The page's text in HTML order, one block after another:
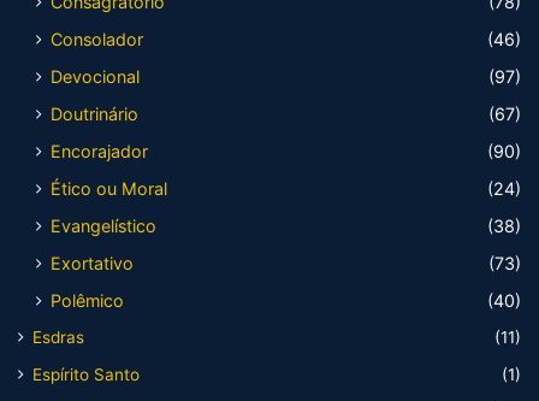
Consolador
(46)
Devocional
(97)
Doutrinário
(67)
Encorajador
(90)
Ético ou Moral
(24)
Evangelístico
(38)
Exortativo
(73)
Polêmico
(40)
Esdras
(11)
Espírito Santo
(1)